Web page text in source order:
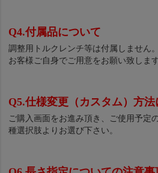
Q4.付属品について
調整用トルクレンチ等は付属しません。
お客様ご自身でご用意をお願い致します
Q5.仕様変更（カスタム）方法
ご購入画面をお進み頂き、ご使用予定
種選択肢よりお選び下さい。